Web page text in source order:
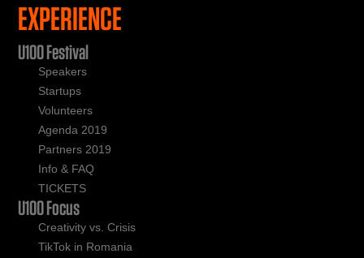
EXPERIENCE
U100 Festival
Speakers
Startups
Volunteers
Agenda 2019
Partners 2019
Info & FAQ
TICKETS
U100 Focus
Creativity vs. Crisis
TikTok in Romania